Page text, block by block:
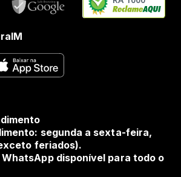
segunda a sexta-feira,
feriados).
disponível para todo o